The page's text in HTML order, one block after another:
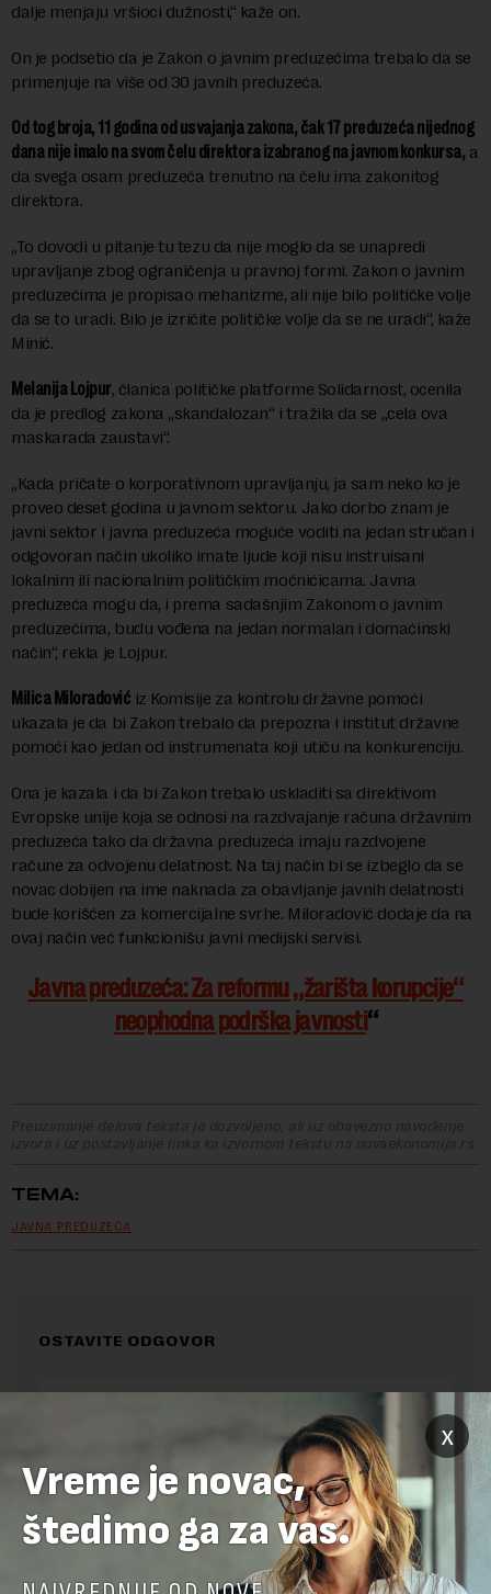
dalje menjaju vršioci dužnosti,“ kaže on.
On je podsetio da je Zakon o javnim preduzećima trebalo da se
primenjuje na više od 30 javnih preduzeća.
Od tog broja, 11 godina od usvajanja zakona, čak 17 preduzeća nijednog
dana nije imalo na svom čelu direktora izabranog na javnom konkursa, a
da svega osam preduzeća trenutno na čelu ima zakonitog
direktora.
„To dovodi u pitanje tu tezu da nije moglo da se unapredi
upravljanje zbog ograničenja u pravnoj formi. Zakon o javnim
preduzećima je propisao mehanizme, ali nije bilo političke volje
da se to uradi. Bilo je izričite političke volje da se ne uradi“, kaže
Minić.
Melanija Lojpur, članica političke platforme Solidarnost, ocenila
da je predlog zakona „skandalozan“ i tražila da se „cela ova
maskarada zaustavi“.
„Kada pričate o korporativnom upravljanju, ja sam neko ko je
proveo deset godina u javnom sektoru. Jako dorbo znam je
javni sektor i javna preduzeća moguće voditi na jedan stručan i
odgovoran način ukoliko imate ljude koji nisu instruisani
lokalnim ili nacionalnim političkim moćnićicama. Javna
preduzeća mogu da, i prema sadašnjim Zakonom o javnim
preduzećima, budu vođena na jedan normalan i domaćinski
način“, rekla je Lojpur.
Milica Miloradović iz Komisije za kontrolu državne pomoći
ukazala je da bi Zakon trebalo da prepozna i institut državne
pomoći kao jedan od instrumenata koji utiču na konkurenciju.
Ona je kazala i da bi Zakon trebalo uskladiti sa direktivom
Evropske unije koja se odnosi na razdvajanje računa državnim
preduzeća tako da državna preduzeća imaju razdvojene
račune za odvojenu delatnost. Na taj način bi se izbeglo da se
novac dobijen na ime naknada za obavljanje javnih delatnosti
bude korišćen za komercijalne svrhe. Miloradović dodaje da na
ovaj način već funkcionišu javni medijski servisi.
Javna preduzeća: Za reformu „žarišta korupcije“
neophodna podrška javnosti
Preuzimanje delova teksta je dozvoljeno, ali uz obavezno navođenje
izvora i uz postavljanje linka ka izvornom tekstu na novaekonomija.rs
TEMA:
JAVNA PREDUZEĆA
OSTAVITE ODGOVOR
x
Vreme je novac,
štedimo ga za vas.